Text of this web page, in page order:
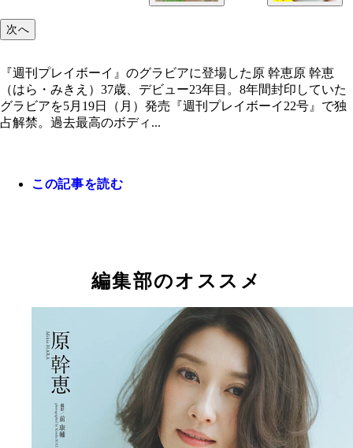
『週刊プレイボーイ』のグラビアに登場した原 幹
【デジタル限定】原 幹恵写真集『Timeless』 (C)
原 幹恵デジタル写真集『Timeless』 撮影／前 康
次へ
『週刊プレイボーイ』のグラビアに登場した原 幹恵原 幹恵
（はら・みきえ）37歳、デビュー23年目。8年間封印していた
グラビアを5月19日（月）発売『週刊プレイボーイ22号』で独
占解禁。過去最高のボディ...
この記事を読む
編集部のオススメ